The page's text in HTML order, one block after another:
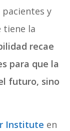
y
tiene la
recae
para que la
futuro, sino
Institute en